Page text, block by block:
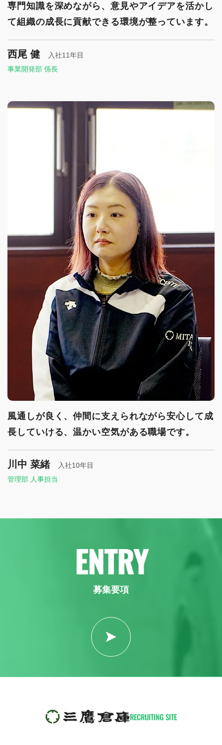
専門知識を深めながら、意見やアイデアを活かし
て組織の成長に貢献できる環境が整っています。
西尾 健
入社11年目
事業開発部 係長
風通しが良く、仲間に支えられながら安心して成
長していける、温かい空気がある職場です。
川中 菜緒
入社10年目
管理部 人事担当
ENTRY
募集要項
RECRUITING SITE